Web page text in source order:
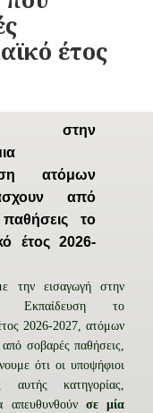
έτος
στην
ατόμων
από
το
έτος 2026-
την εισαγωγή στην
Εκπαίδευση το
2026-2027, ατόμων
σοβαρές παθήσεις,
ότι οι υποψήφιοι
αυτής κατηγορίας,
απευθυνθούν σε μία